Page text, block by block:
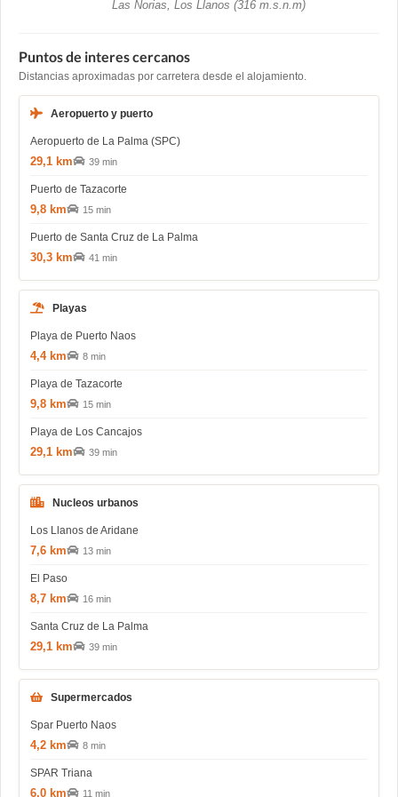
Las Norias, Los Llanos (316 m.s.n.m)
Puntos de interes cercanos
Distancias aproximadas por carretera desde el alojamiento.
Aeropuerto y puerto
Aeropuerto de La Palma (SPC)
29,1 km 39 min
Puerto de Tazacorte
9,8 km 15 min
Puerto de Santa Cruz de La Palma
30,3 km 41 min
Playas
Playa de Puerto Naos
4,4 km 8 min
Playa de Tazacorte
9,8 km 15 min
Playa de Los Cancajos
29,1 km 39 min
Nucleos urbanos
Los Llanos de Aridane
7,6 km 13 min
El Paso
8,7 km 16 min
Santa Cruz de La Palma
29,1 km 39 min
Supermercados
Spar Puerto Naos
4,2 km 8 min
SPAR Triana
6,0 km 11 min